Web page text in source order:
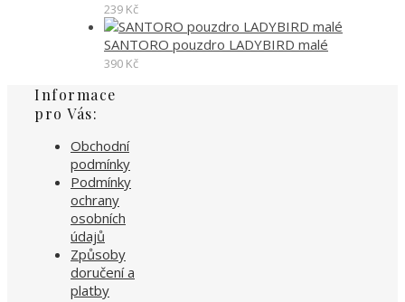
239 Kč
SANTORO pouzdro LADYBIRD malé
390 Kč
Informace
pro Vás:
Obchodní
podmínky
Podmínky
ochrany
osobních
údajů
Způsoby
doručení a
platby